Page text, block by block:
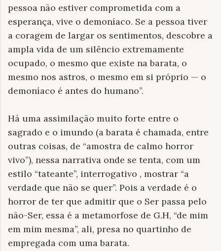
pessoa não estiver comprometida com a
esperança, vive o demoníaco. Se a pessoa tiver
a coragem de largar os sentimentos, descobre a
ampla vida de um silêncio extremamente
ocupado, o mesmo que existe na barata, o
mesmo nos astros, o mesmo em si próprio — o
demoníaco é antes do humano”.
Há uma assimilação muito forte entre o
sagrado e o imundo (a barata é chamada, entre
outras coisas, de “amostra de calmo horror
vivo”), nessa narrativa onde se tenta, com um
estilo “tateante”, interrogativo , mostrar “a
verdade que não se quer”. Pois a verdade é o
horror de ter que admitir que o Ser passa pelo
não-Ser, essa é a metamorfose de G.H, “de mim
em mim mesma”, ali, presa no quartinho de
empregada com uma barata.